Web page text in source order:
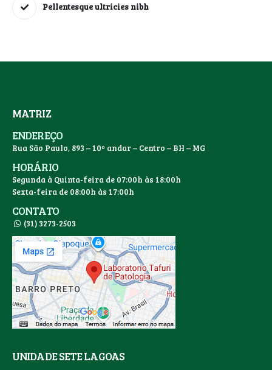
Pellentesque ultricies nibh
MATRIZ
ENDEREÇO
Rua São Paulo, 893 – 10º andar – Centro – BH – MG
HORÁRIO
Segunda à Quinta-feira de 07:00h às 18:00h
Sexta-feira de 08:00h às 17:00h
CONTATO
(31) 3273-2503
UNIDADE SETE LAGOAS